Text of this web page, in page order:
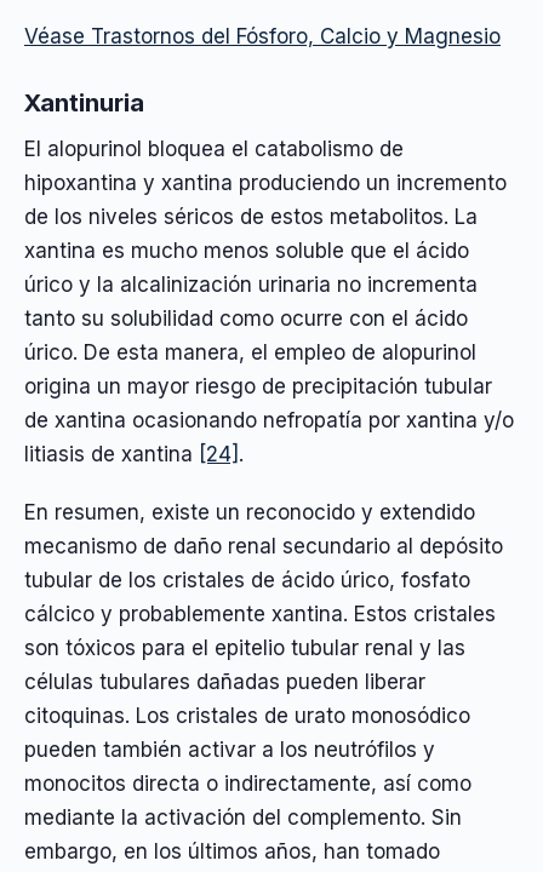
Véase Trastornos del Fósforo, Calcio y Magnesio
Xantinuria
El alopurinol bloquea el catabolismo de
hipoxantina y xantina produciendo un incremento
de los niveles séricos de estos metabolitos. La
xantina es mucho menos soluble que el ácido
úrico y la alcalinización urinaria no incrementa
tanto su solubilidad como ocurre con el ácido
úrico. De esta manera, el empleo de alopurinol
origina un mayor riesgo de precipitación tubular
de xantina ocasionando nefropatía por xantina y/o
litiasis de xantina [24] .
En resumen, existe un reconocido y extendido
mecanismo de daño renal secundario al depósito
tubular de los cristales de ácido úrico, fosfato
cálcico y probablemente xantina. Estos cristales
son tóxicos para el epitelio tubular renal y las
células tubulares dañadas pueden liberar
citoquinas. Los cristales de urato monosódico
pueden también activar a los neutrófilos y
monocitos directa o indirectamente, así como
mediante la activación del complemento. Sin
embargo, en los últimos años, han tomado